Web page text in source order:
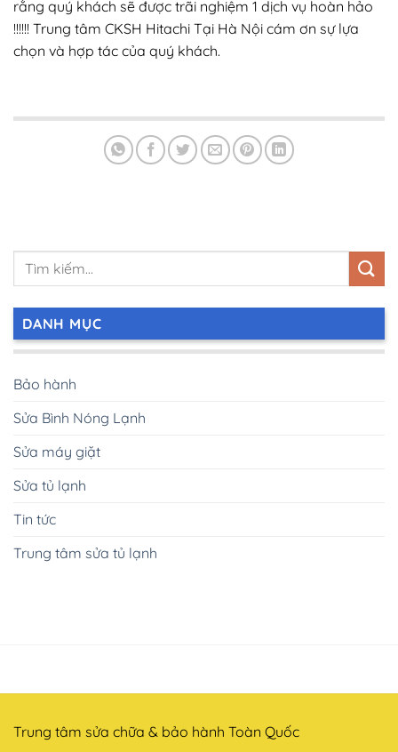
rằng quý khách sẽ được trãi nghiệm 1 dịch vụ hoàn hảo
!!!!!! Trung tâm CKSH Hitachi Tại Hà Nội cám ơn sự lựa
chọn và hợp tác của quý khách.
DANH MỤC
Bảo hành
Sửa Bình Nóng Lạnh
Sửa máy giặt
Sửa tủ lạnh
Tin tức
Trung tâm sửa tủ lạnh
Trung tâm sửa chữa & bảo hành Toàn Quốc